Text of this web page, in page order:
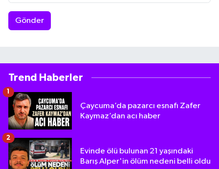
Gönder
Trend Haberler
Çaycuma’da pazarcı esnafı Zafer
Kaymaz’dan acı haber
Evinde ölü bulunan 21 yaşındaki
Barış Alper'in ölüm nedeni belli oldu
2